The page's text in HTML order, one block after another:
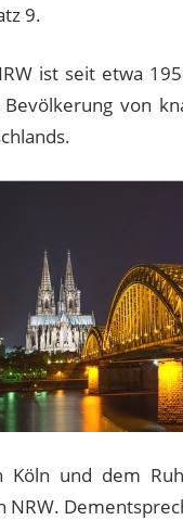
9.
ist seit etwa
von
Köln und dem
NRW.